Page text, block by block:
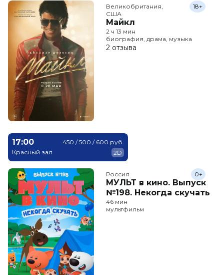
Великобритания,
США
Майкл
18+
2 ч 13 мин
биография, драма, музыка
2 отзыва
17:00
Красный зал
450 / 500 / 600 руб.
2D
Россия
МУЛЬТ в кино. Выпуск
№198. Некогда скучать
0+
46 мин
мультфильм